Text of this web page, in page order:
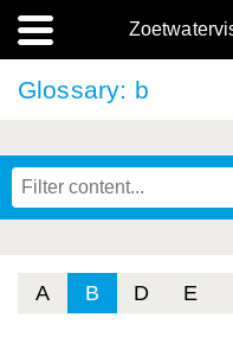
Glossary: b
A B D E